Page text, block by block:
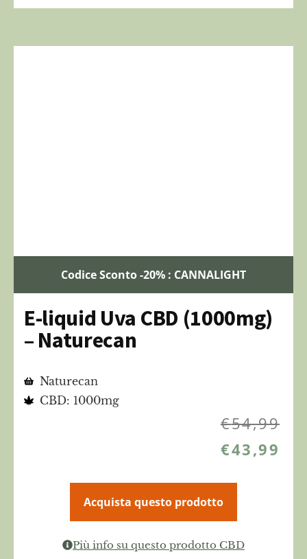
Codice Sconto -20% : CANNALIGHT
E-liquid Uva CBD (1000mg)
– Naturecan
Naturecan
CBD: 1000mg
€54,99
€43,99
Acquista questo prodotto
Più info su questo prodotto CBD